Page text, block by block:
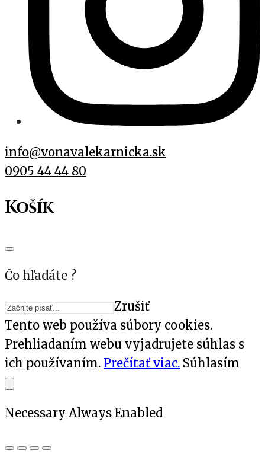
info@vonavalekarnicka.sk
0905 44 44 80
Košík
Čo hľadáte ?
Zrušiť
Tento web používa súbory cookies.
Prehliadaním webu vyjadrujete súhlas s
ich používaním. Prečítať viac. Súhlasím
Necessary Always Enabled